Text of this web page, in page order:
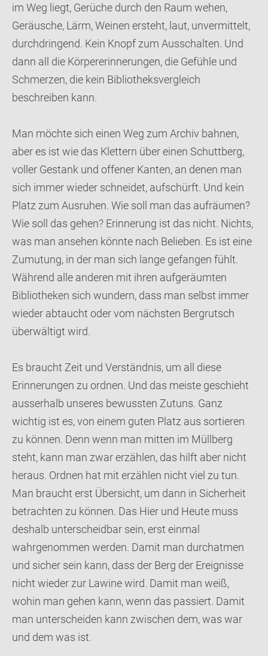
im Weg liegt, Gerüche durch den Raum wehen,
Geräusche, Lärm, Weinen ersteht, laut, unvermittelt,
durchdringend. Kein Knopf zum Ausschalten. Und
dann all die Körpererinnerungen, die Gefühle und
Schmerzen, die kein Bibliotheksvergleich
beschreiben kann.
Man möchte sich einen Weg zum Archiv bahnen,
aber es ist wie das Klettern über einen Schuttberg,
voller Gestank und offener Kanten, an denen man
sich immer wieder schneidet, aufschürft. Und kein
Platz zum Ausruhen. Wie soll man das aufräumen?
Wie soll das gehen? Erinnerung ist das nicht. Nichts,
was man ansehen könnte nach Belieben. Es ist eine
Zumutung, in der man sich lange gefangen fühlt.
Während alle anderen mit ihren aufgeräumten
Bibliotheken sich wundern, dass man selbst immer
wieder abtaucht oder vom nächsten Bergrutsch
überwältigt wird.
Es braucht Zeit und Verständnis, um all diese
Erinnerungen zu ordnen. Und das meiste geschieht
ausserhalb unseres bewussten Zutuns. Ganz
wichtig ist es, von einem guten Platz aus sortieren
zu können. Denn wenn man mitten im Müllberg
steht, kann man zwar erzählen, das hilft aber nicht
heraus. Ordnen hat mit erzählen nicht viel zu tun.
Man braucht erst Übersicht, um dann in Sicherheit
betrachten zu können. Das Hier und Heute muss
deshalb unterscheidbar sein, erst einmal
wahrgenommen werden. Damit man durchatmen
und sicher sein kann, dass der Berg der Ereignisse
nicht wieder zur Lawine wird. Damit man weiß,
wohin man gehen kann, wenn das passiert. Damit
man unterscheiden kann zwischen dem, was war
und dem was ist.